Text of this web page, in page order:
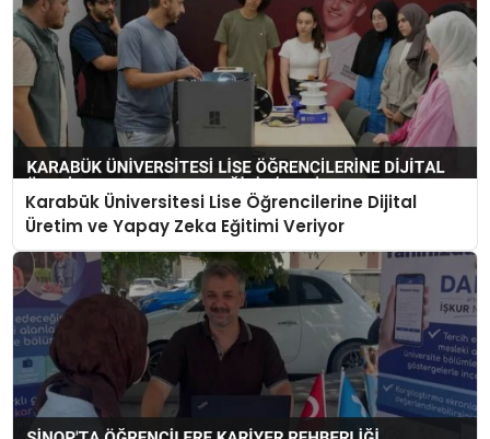
Karabük Üniversitesi Lise Öğrencilerine Dijital
Üretim ve Yapay Zeka Eğitimi Veriyor